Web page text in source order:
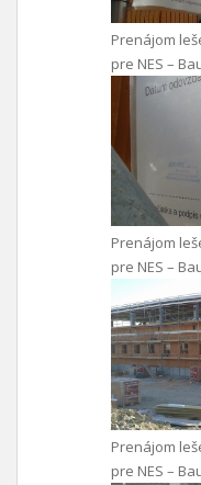
Prenájom
pre NES –
Prenájom
pre NES –
Prenájom
pre NES –